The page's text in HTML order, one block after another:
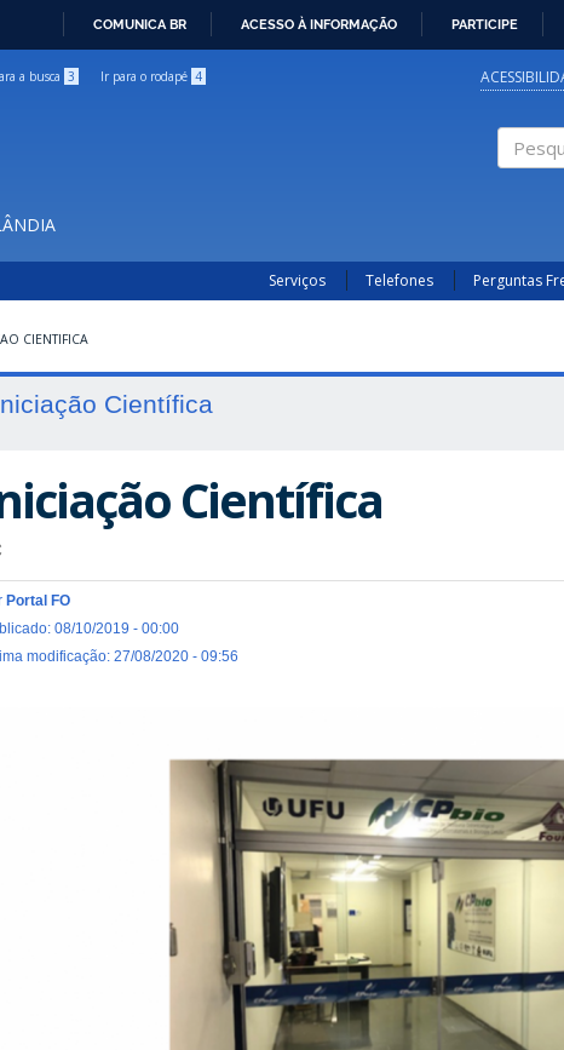
COMUNICA BR ACESSO À INFORMAÇÃO PARTICIPE
a busca 3 Ir para o rodapé 4
Serviços Telefones Perguntas
CIENTIFICA
Científica
Científica
Portal FO
08/10/2019 - 00:00
modificação: 27/08/2020 - 09:56